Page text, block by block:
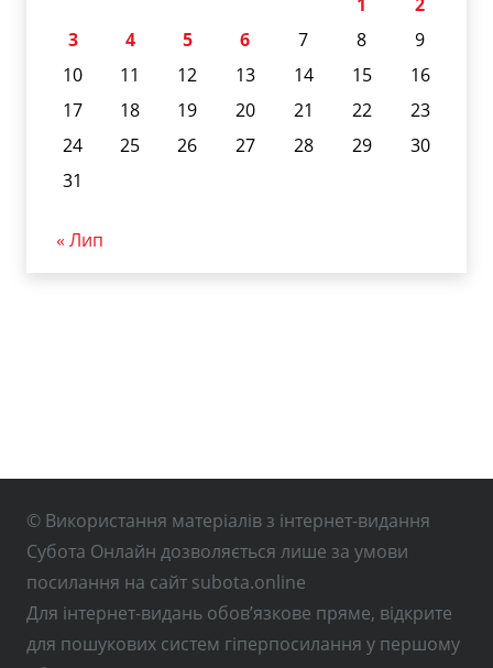
3
4 5 6 7 8
9
10
11 12 13 14 15
16
17
18 19 20 21 22
23
24
25 26 27 28 29
30
31
« Лип
© Використання матеріалів з інтернет-видання
Субота Онлайн дозволяється лише за умови
посилання на сайт subota.online
Для інтернет-видань обов’язкове пряме, відкрите
для пошукових систем гіперпосилання у першому